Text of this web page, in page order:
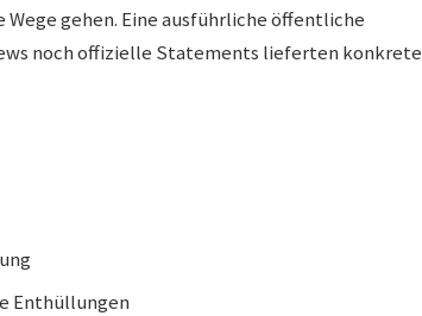
gehen. Eine ausführliche öffentliche
noch offizielle Statements lieferten konkrete
Enthüllungen